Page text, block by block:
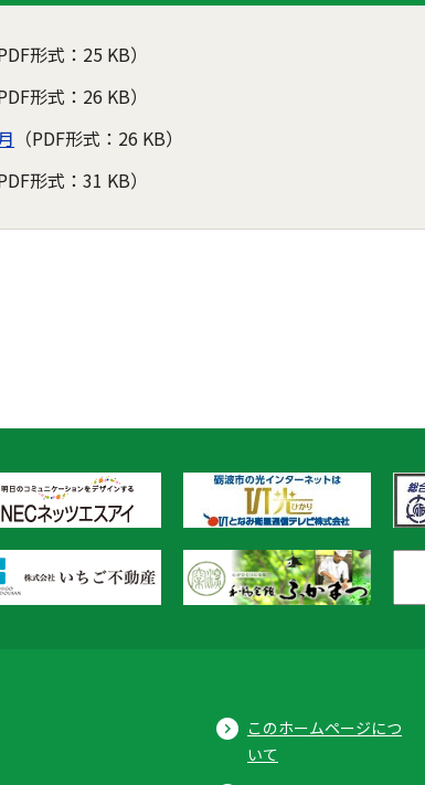
PDF形式：25 KB）
PDF形式：26 KB）
（PDF形式：26 KB）
PDF形式：31 KB）
このホームページにつ
いて